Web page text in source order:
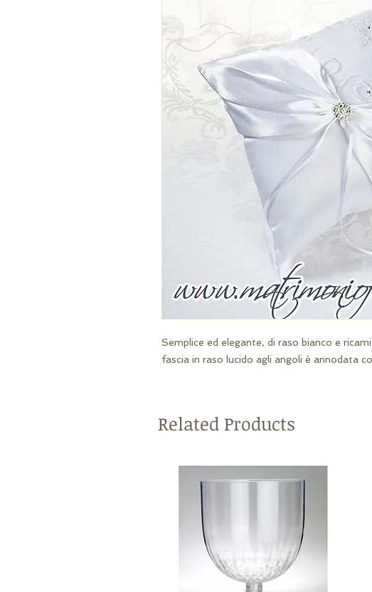
Semplice ed elegante, di raso bianco e
fascia in raso lucido agli angoli è annodata
Related Products